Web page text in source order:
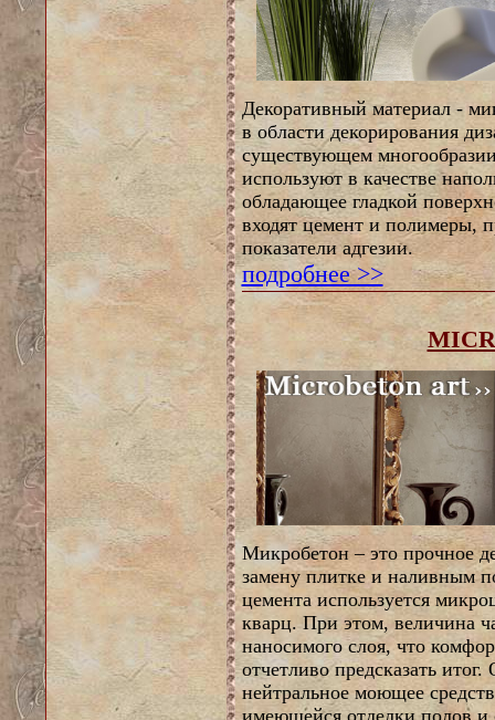
Декоративный материал -
в области декорирования
существующем
используют в качестве
обладающее гладкой
входят цемент и полимеры,
показатели адгезии.
подробнее >>
Микробетон – это прочное
замену плитке и наливным
цемента используется
кварц. При этом, величина
наносимого слоя, что
отчетливо предсказать
нейтральное моющее
имеющейся отделки полов и